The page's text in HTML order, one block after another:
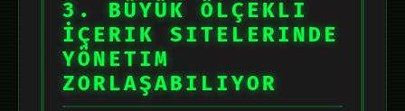
3. BÜYÜK ÖLÇEKLI
İÇERIK SITELERINDE
YÖNETIM
ZORLAŞABILIYOR